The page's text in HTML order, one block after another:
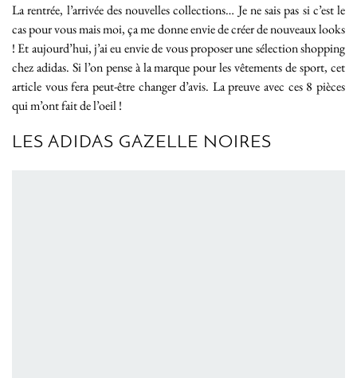
La rentrée, l’arrivée des nouvelles collections… Je ne sais pas si c’est le
cas pour vous mais moi, ça me donne envie de créer de nouveaux looks
! Et aujourd’hui, j’ai eu envie de vous proposer une sélection shopping
chez adidas. Si l’on pense à la marque pour les vêtements de sport, cet
article vous fera peut-être changer d’avis. La preuve avec ces 8 pièces
qui m’ont fait de l’oeil !
LES ADIDAS GAZELLE NOIRES